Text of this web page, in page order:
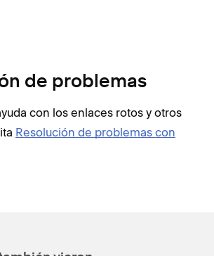
de problemas
con los enlaces rotos y otros
Resolución de problemas con